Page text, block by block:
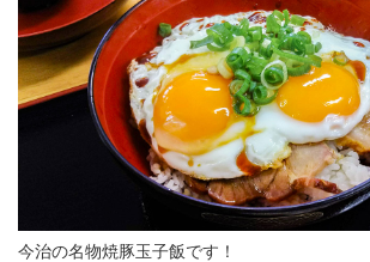
今治の名物焼豚玉子飯です！